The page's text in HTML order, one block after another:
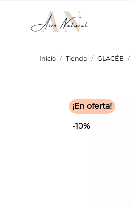
Inicio Tienda GLACÉE
¡En oferta!
-10%